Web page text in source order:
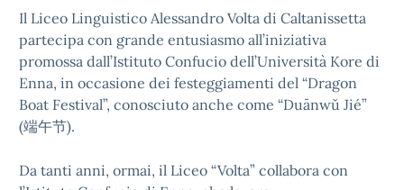
Il Liceo Linguistico Alessandro Volta di Caltanissetta
partecipa con grande entusiasmo all’iniziativa
promossa dall’Istituto Confucio dell’Università Kore di
Enna, in occasione dei festeggiamenti del “Dragon
Boat Festival”, conosciuto anche come “Duānwǔ Jié”
(端午节).
Da tanti anni, ormai, il Liceo “Volta” collabora con